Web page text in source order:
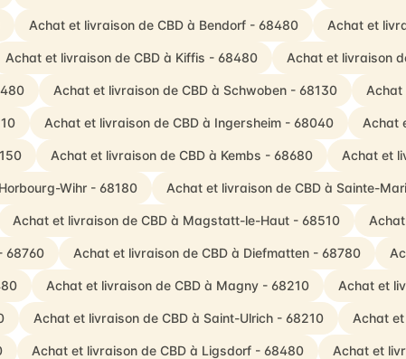
Achat et livraison de CBD à Bendorf - 68480 Achat et
Achat et livraison de CBD à Kiffis - 68480 Achat et livraison
Achat et livraison de CBD à Schwoben - 68130 Achat
Achat et livraison de CBD à Ingersheim - 68040 Achat
Achat et livraison de CBD à Kembs - 68680 Achat et
Wihr - 68180 Achat et livraison de CBD à Sainte-
Achat et livraison de CBD à Magstatt-le-Haut - 68510
68760 Achat et livraison de CBD à Diefmatten - 68780
Achat et livraison de CBD à Magny - 68210 Achat et
Achat et livraison de CBD à Saint-Ulrich - 68210 Achat
Achat et livraison de CBD à Ligsdorf - 68480 Achat et